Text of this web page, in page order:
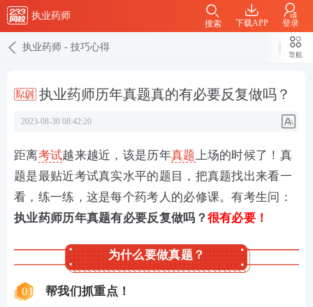
执业药师
下载APP 登录
搜索
执业药师 - 技巧心得
导航
执业药师历年真题真的有必要反复做吗？
2023-08-30 08:42:20
距离考试越来越近，该是历年真题上场的时候了！真
题是最贴近考试真实水平的题目，把真题找出来看一
看，练一练，这是每个药考人的必修课。有考生问：
执业药师历年真题有必要反复做吗？ 很有必要！
为什么要做真题？
01 帮我们抓重点！